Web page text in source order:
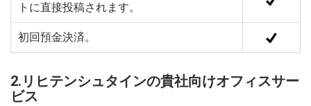
トに直接投稿されます。
初回預金決済。
2.リヒテンシュタインの貴社向けオフィスサー
ビス